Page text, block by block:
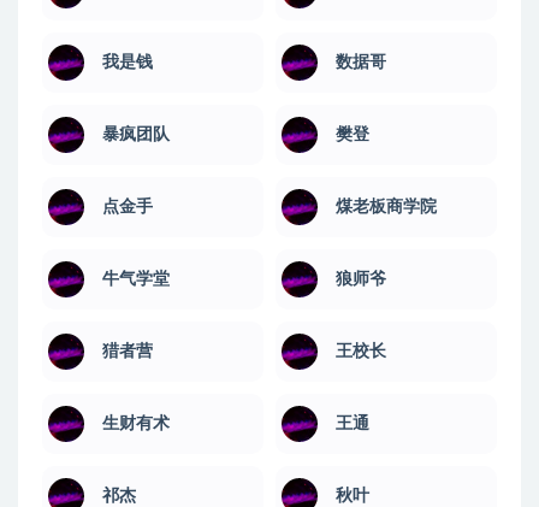
我是钱 数据哥
暴疯团队 樊登
点金手 煤老板商学院
牛气学堂 狼师爷
猎者营 王校长
生财有术 王通
祁杰 秋叶